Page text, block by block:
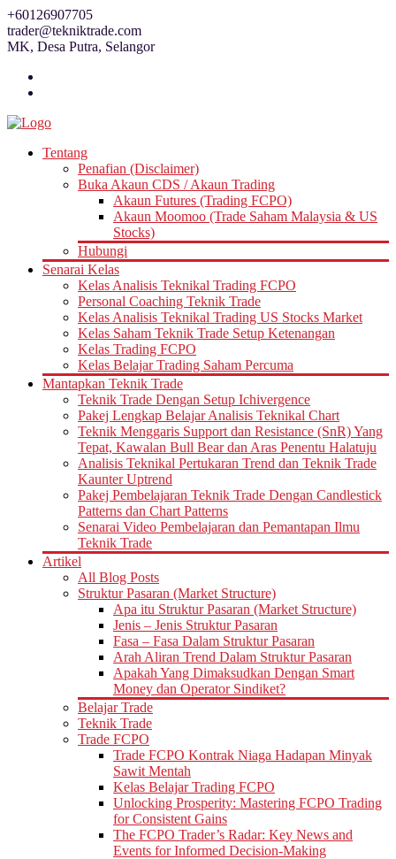
Skip
to
content
+60126907705
trader@tekniktrade.com
MK, Desa Putra, Selangor
Tentang
Penafian (Disclaimer)
Buka Akaun CDS / Akaun Trading
Akaun Futures (Trading FCPO)
Akaun Moomoo (Trade Saham Malaysia & US
Stocks)
Hubungi
Senarai Kelas
Kelas Analisis Teknikal Trading FCPO
Personal Coaching Teknik Trade
Kelas Analisis Teknikal Trading US Stocks Market
Kelas Saham Teknik Trade Setup Ketenangan
Kelas Trading FCPO
Kelas Belajar Trading Saham Percuma
Mantapkan Teknik Trade
Teknik Trade Dengan Setup Ichivergence
Pakej Lengkap Belajar Analisis Teknikal Chart
Teknik Menggaris Support dan Resistance (SnR) Yang
Tepat, Kawalan Bull Bear dan Aras Penentu Halatuju
Analisis Teknikal Pertukaran Trend dan Teknik Trade
Kaunter Uptrend
Pakej Pembelajaran Teknik Trade Dengan Candlestick
Patterns dan Chart Patterns
Senarai Video Pembelajaran dan Pemantapan Ilmu
Teknik Trade
Artikel
All Blog Posts
Struktur Pasaran (Market Structure)
Apa itu Struktur Pasaran (Market Structure)
Jenis – Jenis Struktur Pasaran
Fasa – Fasa Dalam Struktur Pasaran
Arah Aliran Trend Dalam Struktur Pasaran
Apakah Yang Dimaksudkan Dengan Smart
Money dan Operator Sindiket?
Belajar Trade
Teknik Trade
Trade FCPO
Trade FCPO Kontrak Niaga Hadapan Minyak
Sawit Mentah
Kelas Belajar Trading FCPO
Unlocking Prosperity: Mastering FCPO Trading
for Consistent Gains
The FCPO Trader’s Radar: Key News and
Events for Informed Decision-Making